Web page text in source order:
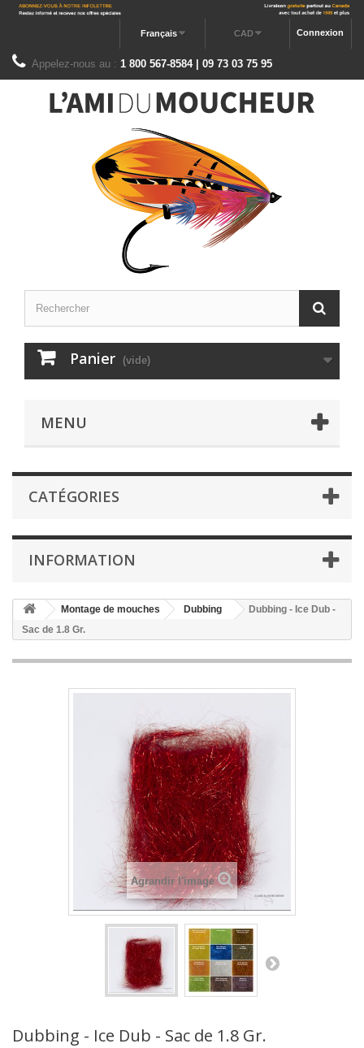
Connexion
CAD
Français
Appelez-nous au : 1 800 567-8584 | 09 73 03 75 95
Panier (vide)
MENU
CATÉGORIES
INFORMATION
Montage de mouches Dubbing
Dubbing - Ice Dub -
Sac de 1.8 Gr.
Agrandir l'image
Dubbing - Ice Dub - Sac de 1.8 Gr.